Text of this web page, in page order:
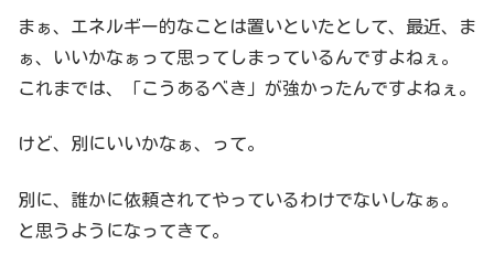
まぁ、エネルギー的なことは置いといたとして、最近、ま
ぁ、いいかなぁって思ってしまっているんですよねぇ。
これまでは、「こうあるべき」が強かったんですよねぇ。
けど、別にいいかなぁ、って。
別に、誰かに依頼されてやっているわけでないしなぁ。
と思うようになってきて。